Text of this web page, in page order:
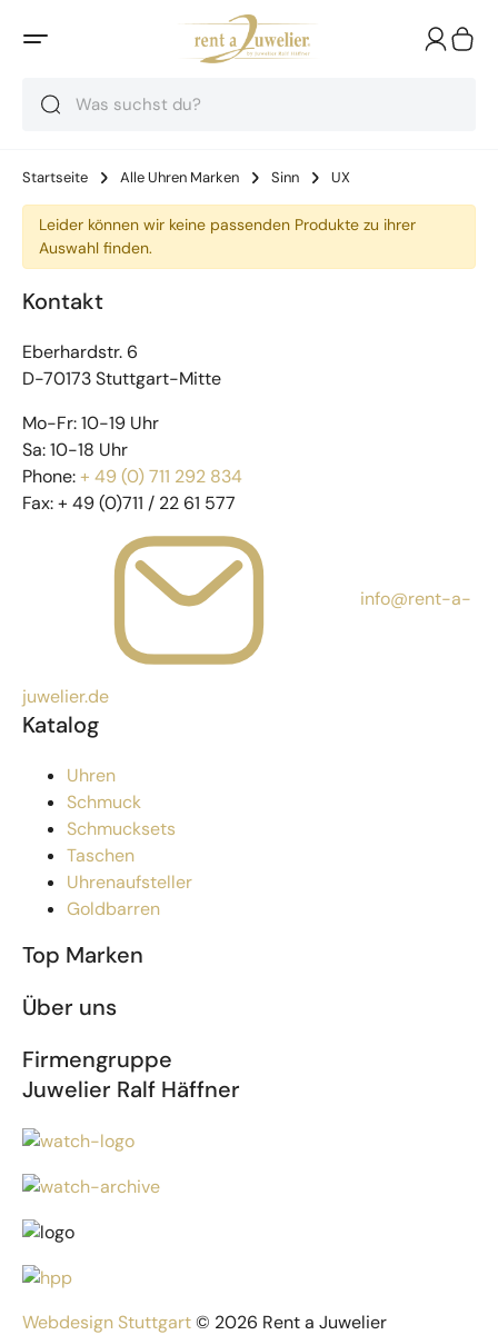
Suche
Suche
Startseite Alle Uhren Marken Sinn UX
Leider können wir keine passenden Produkte zu ihrer
Auswahl finden.
Kontakt
Eberhardstr. 6
D-70173 Stuttgart-Mitte
Mo-Fr: 10-19 Uhr
Sa: 10-18 Uhr
Phone:+ 49 (0) 711 292 834
Fax:+ 49 (0)711 / 22 61 577
info@rent-a-
juwelier.de
Katalog
Uhren
Schmuck
Schmucksets
Taschen
Uhrenaufsteller
Goldbarren
Top Marken
Über uns
Firmengruppe
Juwelier Ralf Häffner
Webdesign Stuttgart© 2026 Rent a Juwelier